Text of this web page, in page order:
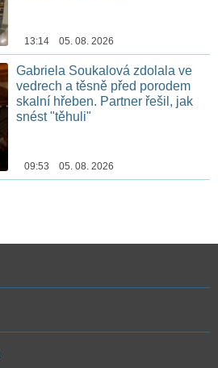
13:14 05. 08. 2026
Gabriela Soukalová zdolala ve
vedrech a těsně před porodem
skalní hřeben. Partner řešil, jak
snést "těhuli"
09:53 05. 08. 2026